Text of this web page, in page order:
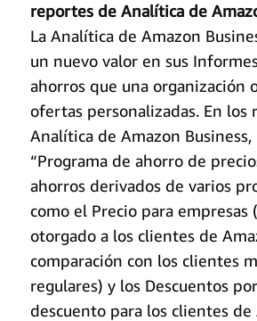
reportes de Analítica de
La Analítica de Amazon
un nuevo valor en sus
ahorros que una organización
ofertas personalizadas. En los
Analítica de Amazon
“Programa de ahorro de
ahorros derivados de varios
como el Precio para empresas
otorgado a los clientes de
comparación con los clientes
regulares) y los Descuentos
descuento para los clientes de